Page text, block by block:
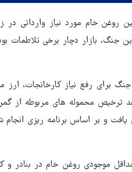
روغن خام مورد نیاز وارداتی
جنگ، بازار دچار برخی تلاطمات
برای رفع نیاز کارخانجات، ارز
محموله های مربوطه از
و بر اساس برنامه ریزی انجام